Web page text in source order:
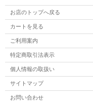
お店のトップへ戻る
カートを見る
ご利用案内
特定商取引法表示
個人情報の取扱い
サイトマップ
お問い合わせ